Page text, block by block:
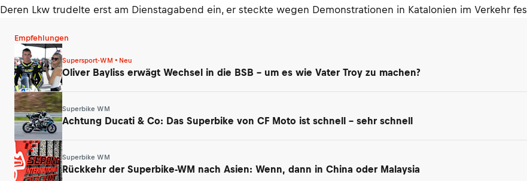
Deren Lkw trudelte erst am Dienstagabend ein, er steckte wegen Demonstrationen in Katalonien im Verkehr
Empfehlungen
Supersport-WM • Neu
Oliver Bayliss erwägt Wechsel in die BSB – um es wie Vater Troy zu machen?
Superbike WM
Achtung Ducati & Co: Das Superbike von CF Moto ist schnell – sehr schnell
Superbike WM
Rückkehr der Superbike-WM nach Asien: Wenn, dann in China oder Malaysia